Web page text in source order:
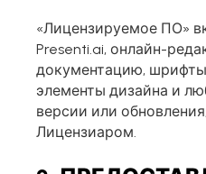
«Лицензируемое ПО»
Presenti.ai, онлайн-
документацию,
элементы дизайна и
версии или
Лицензиаром.